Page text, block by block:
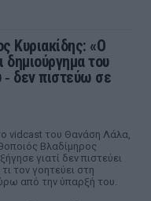
Κυριακίδης: «Ο
δημιούργημα του
δεν πιστεύω σε
vidcast του Θανάση Λάλα,
Βλαδίμηρος
γιατί δεν πιστεύει
τον γοητεύει στη
από την ύπαρξή του.